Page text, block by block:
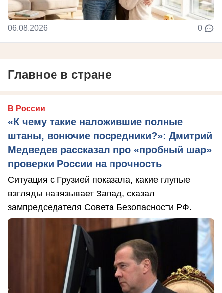
06.08.2026 0
Главное в стране
В России
«К чему такие наложившие полные
штаны, вонючие посредники?»: Дмитрий
Медведев рассказал про «пробный шар»
проверки России на прочность
Ситуация с Грузией показала, какие глупые
взгляды навязывает Запад, сказал
зампредседателя Совета Безопасности РФ.